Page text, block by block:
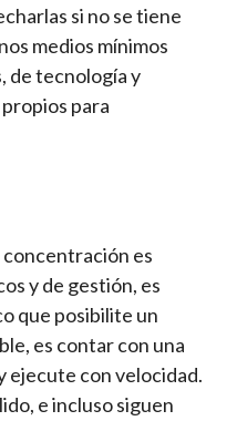
si no se tiene
medios mínimos
de tecnología y
para
concentración es
y de gestión, es
que posibilite un
es contar con una
ejecute con velocidad.
e incluso siguen